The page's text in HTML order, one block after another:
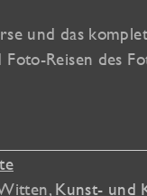
und das
Reisen des
, Kunst- und